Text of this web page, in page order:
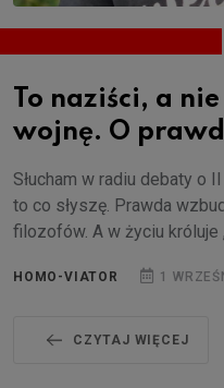
To naziści, a
wojnę. O
Słucham w radiu debaty o
to co słyszę. Prawda
filozofów. A w życiu króluje
HOMO-VIATOR 1
CZYTAJ WIĘCEJ